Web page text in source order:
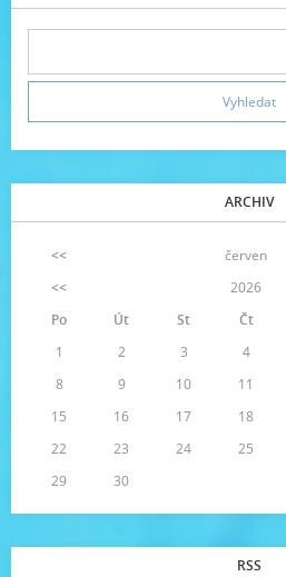
ARCHIV
<< červen
<<
2026
Po
Út St Čt
1
2 3 4
8
9 10 11
15
16 17 18
22
23 24 25
29
30
RSS